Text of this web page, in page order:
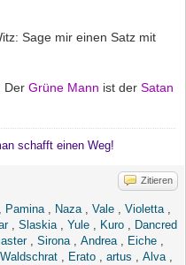
Sage mir einen Satz mit
Der Grüne Mann ist der Satan
schafft einen Weg!
Zitieren
, Pamina, Naza, Vale , Violetta,
, Slaskia, Yule , Kuro , Dancred
, Sirona, Andrea, Eiche ,
Waldschrat , Erato , artus , Alva,